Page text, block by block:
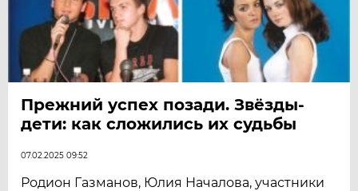
Прежний успех позади. Звёзды-
дети: как сложились их судьбы
07.02.2025 09:52
Родион Газманов, Юлия Началова, участники